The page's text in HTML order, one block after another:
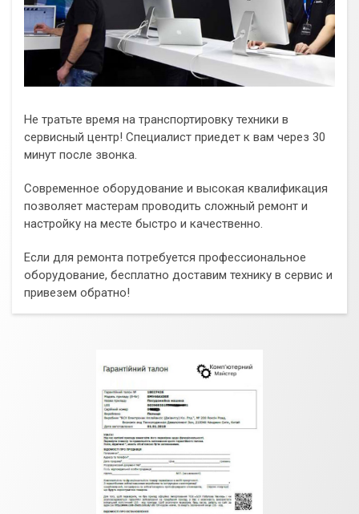
Не тратьте время на транспортировку техники в
сервисный центр! Специалист приедет к вам через 30
минут после звонка.
Современное оборудование и высокая квалификация
позволяет мастерам проводить сложный ремонт и
настройку на месте быстро и качественно.
Если для ремонта потребуется профессиональное
оборудование, бесплатно доставим технику в сервис и
привезем обратно!